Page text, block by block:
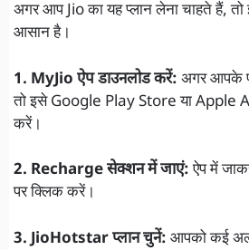
अगर आप Jio का यह प्लान लेना चाहते हैं,
आसान है।
1. MyJio ऐप डाउनलोड करें: अगर आपके
तो इसे Google Play Store या Apple
करें।
2. Recharge सेक्शन में जाएं:ऐप में
पर क्लिक करें।
3. JioHotstar प्लान चुनें: आपको कई